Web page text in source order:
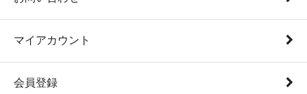
マイアカウント
会員登録